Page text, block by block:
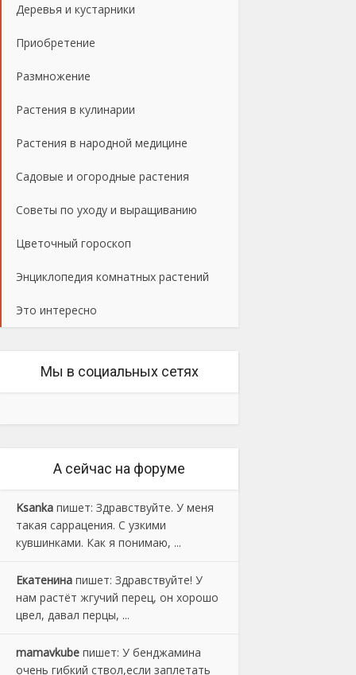
Деревья и кустарники
Приобретение
Размножение
Растения в кулинарии
Растения в народной медицине
Садовые и огородные растения
Советы по уходу и выращиванию
Цветочный гороскоп
Энциклопедия комнатных растений
Это интересно
Мы в социальных сетях
А сейчас на форуме
Ksanka пишет: Здравствуйте. У меня
такая саррацения. С узкими
кувшинками. Как я понимаю, ...
Екатенина пишет: Здравствуйте! У
нам растёт жгучий перец, он хорошо
цвел, давал перцы, ...
mamavkube пишет: У бенджамина
очень гибкий ствол,если заплетать